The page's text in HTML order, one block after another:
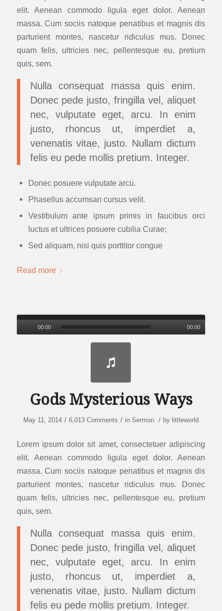
elit. Aenean commodo ligula eget dolor. Aenean
massa. Cum sociis natoque penatibus et magnis dis
parturient montes, nascetur ridiculus mus. Donec
quam felis, ultricies nec, pellentesque eu, pretium
quis, sem.
Nulla consequat massa quis enim.
Donec pede justo, fringilla vel, aliquet
nec, vulputate eget, arcu. In enim
justo, rhoncus ut, imperdiet a,
venenatis vitae, justo. Nullam dictum
felis eu pede mollis pretium. Integer.
Donec posuere vulputate arcu.
Phasellus accumsan cursus velit.
Vestibulum ante ipsum primis in faucibus orci
luctus et ultrices posuere cubilia Curae;
Sed aliquam, nisi quis porttitor congue
Read more
00:00 00:00
Gods Mysterious Ways
May 11, 2014 / 6,013 Comments / in Sermon / by littleworld
Lorem ipsum dolor sit amet, consectetuer adipiscing
elit. Aenean commodo ligula eget dolor. Aenean
massa. Cum sociis natoque penatibus et magnis dis
parturient montes, nascetur ridiculus mus. Donec
quam felis, ultricies nec, pellentesque eu, pretium
quis, sem.
Nulla consequat massa quis enim.
Donec pede justo, fringilla vel, aliquet
nec, vulputate eget, arcu. In enim
justo, rhoncus ut, imperdiet a,
venenatis vitae, justo. Nullam dictum
felis eu pede mollis pretium. Integer.